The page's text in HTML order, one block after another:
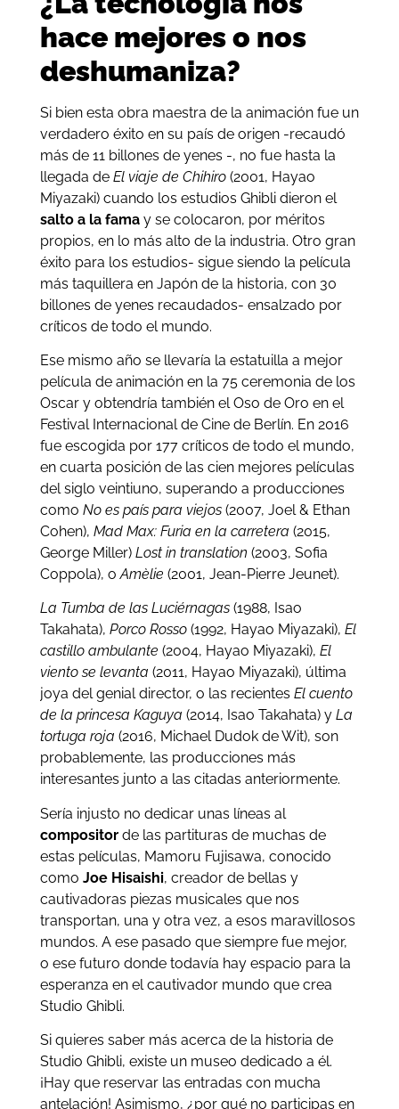
hace mejores o nos
deshumaniza?
Si bien esta obra maestra de la animación fue un
verdadero éxito en su país de origen -recaudó
más de 11 billones de yenes -, no fue hasta la
llegada de El viaje de Chihiro (2001, Hayao
Miyazaki) cuando los estudios Ghibli dieron el
salto a la famay se colocaron, por méritos
propios, en lo más alto de la industria. Otro gran
éxito para los estudios- sigue siendo la película
más taquillera en Japón de la historia, con 30
billones de yenes recaudados- ensalzado por
críticos de todo el mundo.
Ese mismo año se llevaría la estatuilla a mejor
película de animación en la 75 ceremonia de los
Oscar y obtendría también el Oso de Oro en el
Festival Internacional de Cine de Berlín. En 2016
fue escogida por 177 críticos de todo el mundo,
en cuarta posición de las cien mejores películas
del siglo veintiuno, superando a producciones
como No es país para viejos (2007, Joel & Ethan
Cohen), Mad Max: Furia en la carretera (2015,
George Miller) Lost in translation (2003, Sofia
Coppola), oAmèlie (2001, Jean-Pierre Jeunet).
La Tumba de las Luciérnagas (1988, Isao
Takahata), Porco Rosso (1992, Hayao Miyazaki), El
castillo ambulante (2004, Hayao Miyazaki), El
viento se levanta (2011, Hayao Miyazaki), última
joya del genial director, o las recientes El cuento
de la princesa Kaguya (2014, Isao Takahata) y La
tortuga roja (2016, Michael Dudok de Wit), son
probablemente, las producciones más
interesantes junto a las citadas anteriormente.
Sería injusto no dedicar unas líneas al
compositorde las partituras de muchas de
estas películas, Mamoru Fujisawa, conocido
como Joe Hisaishi, creador de bellas y
cautivadoras piezas musicales que nos
transportan, una y otra vez, a esos maravillosos
mundos. A ese pasado que siempre fue mejor,
o ese futuro donde todavía hay espacio para la
esperanza en el cautivador mundo que crea
Studio Ghibli.
Si quieres saber más acerca de la historia de
Studio Ghibli, existe un museo dedicado a él.
¡Hay que reservar las entradas con mucha
antelación! Asimismo, ¿por qué no participas en